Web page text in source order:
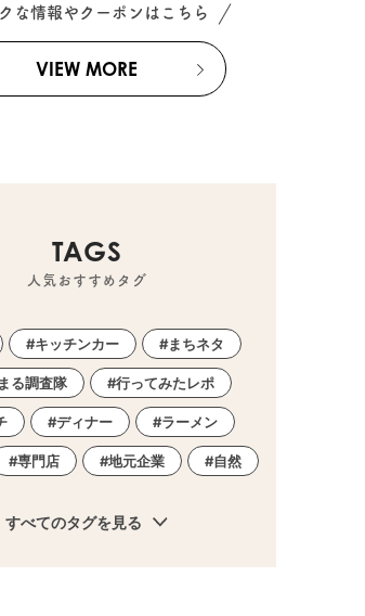
な情報やクーポンはこちら
VIEW MORE
TAGS
人気おすすめタグ
キッチンカー まちネタ
る調査隊 行ってみたレポ
ディナー ラーメン
専門店 地元企業 自然
すべてのタグを見る